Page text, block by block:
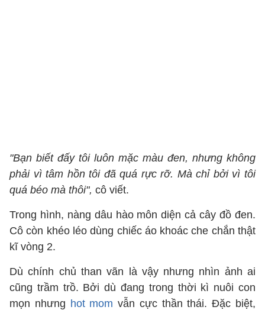
"Bạn biết đấy tôi luôn mặc màu đen, nhưng không
phải vì tâm hồn tôi đã quá rực rỡ. Mà chỉ bởi vì tôi
quá béo mà thôi", cô viết.
Trong hình, nàng dâu hào môn diện cả cây đồ đen.
Cô còn khéo léo dùng chiếc áo khoác che chắn thật
kĩ vòng 2.
Dù chính chủ than vãn là vậy nhưng nhìn ảnh ai
cũng trầm trồ. Bởi dù đang trong thời kì nuôi con
mọn nhưng hot mom vẫn cực thần thái. Đặc biệt,